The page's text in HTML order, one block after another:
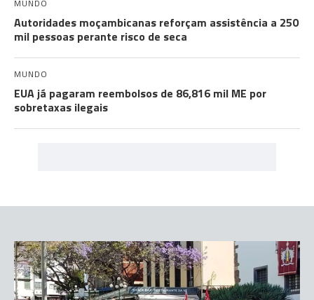
MUNDO
Autoridades moçambicanas reforçam assistência a 250
mil pessoas perante risco de seca
MUNDO
EUA já pagaram reembolsos de 86,816 mil ME por
sobretaxas ilegais